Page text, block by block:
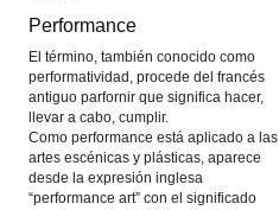
Performance
El término, también conocido como
performatividad, procede del francés
antiguo parfornir que significa hacer,
llevar a cabo, cumplir.
Como performance está aplicado a las
artes escénicas y plásticas, aparece
desde la expresión inglesa
“performance art” con el significado
Performance